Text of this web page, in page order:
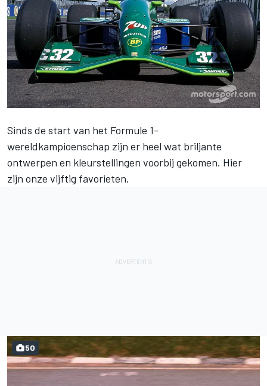
Sinds de start van het Formule 1-
wereldkampioenschap zijn er heel wat briljante
ontwerpen en kleurstellingen voorbij gekomen. Hier
zijn onze vijftig favorieten.
50